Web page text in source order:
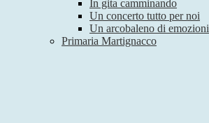
In gita camminando
Un concerto tutto per noi
Un arcobaleno di emozioni
Primaria Martignacco